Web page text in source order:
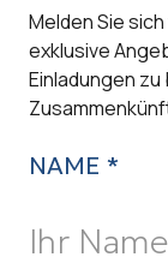
Melden Sie
exklusive
Einladungen
NAME *